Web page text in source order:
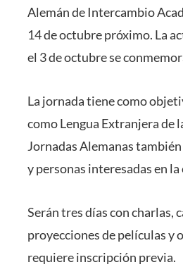
Alemán de Intercambio
14 de octubre próximo. La
el 3 de octubre se
La jornada tiene como
como Lengua Extranjera de
Jornadas Alemanas
y personas interesadas en
Serán tres días con charlas,
proyecciones de películas y
requiere inscripción previa.